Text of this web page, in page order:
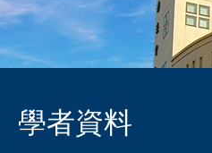
學者資料